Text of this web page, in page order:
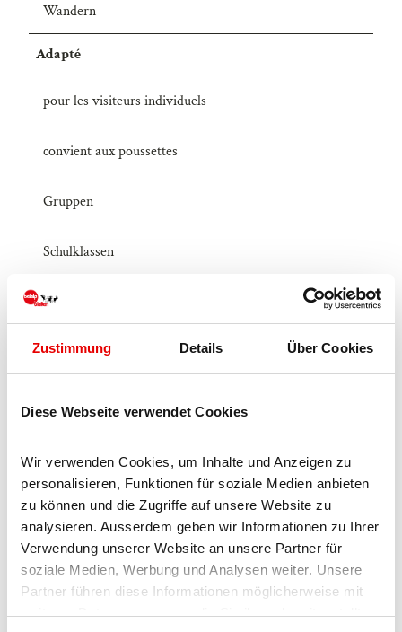
Zustimmung Details Über Cookies
Diese Webseite verwendet Cookies
Wir verwenden Cookies, um Inhalte und Anzeigen zu
personalisieren, Funktionen für soziale Medien anbieten
zu können und die Zugriffe auf unsere Website zu
analysieren. Ausserdem geben wir Informationen zu Ihrer
Verwendung unserer Website an unsere Partner für
soziale Medien, Werbung und Analysen weiter. Unsere
Partner führen diese Informationen möglicherweise mit
weiteren Daten zusammen, die Sie ihnen bereitgestellt
Wandern
Adapté
pour les visiteurs individuels
convient aux poussettes
Gruppen
Schulklassen
Familien
Jugendliche
Erwachsene
Im Dorfzentrum
Langues étrangères
Allemand, Anglais, Français, Italien
Équipement autre/aménagement